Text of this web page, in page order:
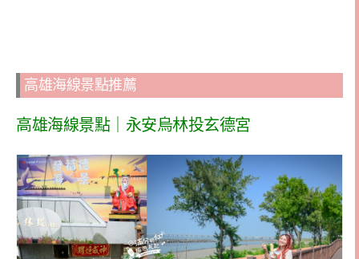
高雄海線景點推薦
高雄海線景點｜永安烏林投玄德宮